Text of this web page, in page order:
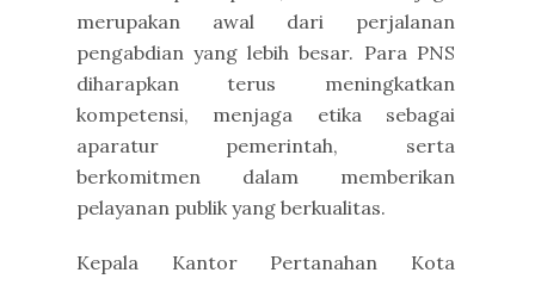
merupakan awal dari perjalanan
pengabdian yang lebih besar. Para PNS
diharapkan terus meningkatkan
kompetensi, menjaga etika sebagai
aparatur pemerintah, serta
berkomitmen dalam memberikan
pelayanan publik yang berkualitas.
Kepala Kantor Pertanahan Kota